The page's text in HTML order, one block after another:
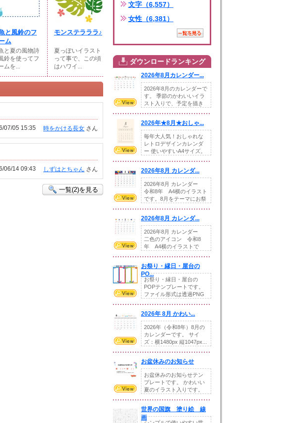
と風鈴のフ
ム
と夏の風物詩
鈴を使ってフ
ムを...
モンステラララ♪
夏っぽいイラスト
って事で、この頃
はハワイ...
時をかける長女 さん
07/05 15:35
しずはとちゃん さん
06/14 09:43
一覧(2)を見る
文字（6,557）
女性（6,381）
ダウンロードランキング
2026年8月カレンダー...
2026年8月のカレンダーで
す。 季節のかわいいイラ
スト入りで、予定を描き
2026年★8月★おしゃ...
毎年大人気！おしゃれな
レトロデザインカレンダ
ー 使いやすいA4サイズ。
2026年8月 カレンダ...
2026年8月 カレンダー
令和8年 A4横のイラスト
です。8月をテーマにお祭
2026年8月 カレンダ...
2026年8月 カレンダー
二色のアイコン 令和8
年 A4横のイラストで
お祭り・縁日・屋台の
PO...
お祭り・縁日・屋台の
POPテンプレートです。
ファイル形式は透過PNG
2026年 8月 かわい...
2026年（令和8年）8月の
カレンダーです。 サイ
ズ：横1480px 縦1047px...
お盆休みのお知らせ
お盆休みのお知らせテン
プレートです。 かわいい
夏のイラスト入りです。
世界の国旗 塗り絵 線
画